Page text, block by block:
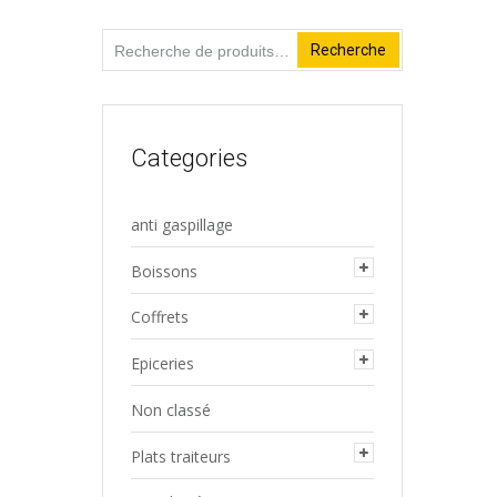
Recherche
pour :
Recherche
Categories
anti gaspillage
Boissons
Coffrets
Epiceries
Non classé
Plats traiteurs